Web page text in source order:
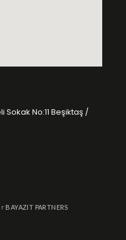
No:11 Beşiktaş /
BAYAZIT PARTNERS